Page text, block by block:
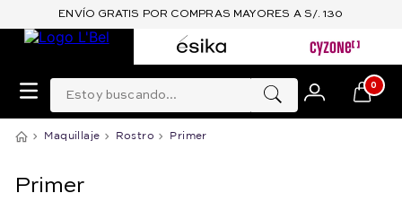
Estoy buscando... 0
ENVÍO GRATIS POR COMPRAS MAYORES A S/. 130
Maquillaje Rostro Primer
Primer